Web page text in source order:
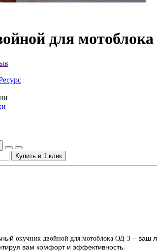
для
Купить в 1 клик
окучник двойной для мотоблока ОД-3 – ваш
вам комфорт и эффективность.